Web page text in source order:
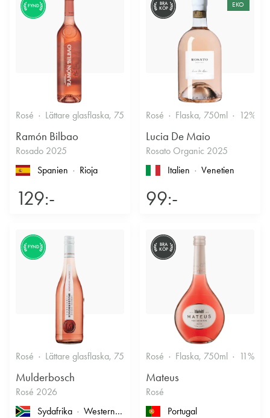
FYND
Rosé Lättare glasflaska, 750ml 12.5% Fruktigt & Smakrikt
Ramón Bilbao
Rosado 2025
Spanien
Rioja
129:-
BRA
KÖP
EKO
Rosé Flaska, 750ml 12%
Lucia De Maio
Rosato Organic 2025
Italien
Venetien
99:-
FYND
Rosé Lättare glasflaska, 750ml 12.5% Fruktigt & Smakrikt
Mulderbosch
Rosé 2026
Sydafrika
Western Cape , Coastal Region
BRA
KÖP
Rosé Flaska, 750ml 11%
Mateus
Rosé
Portugal